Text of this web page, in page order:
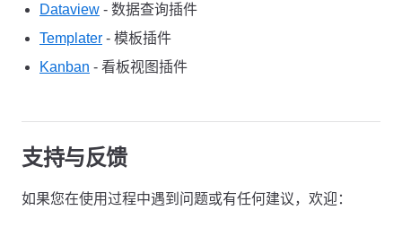
Dataview - 数据查询插件
Templater - 模板插件
Kanban - 看板视图插件
支持与反馈
如果您在使用过程中遇到问题或有任何建议，欢迎：